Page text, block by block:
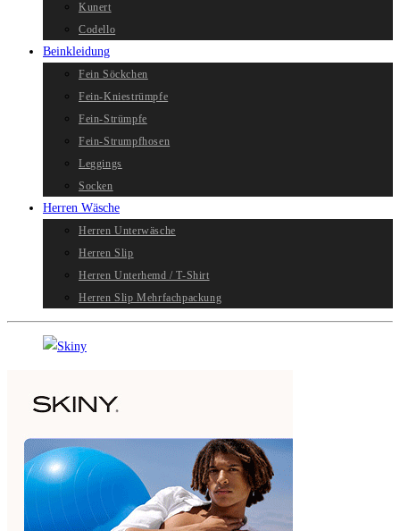
Kunert
Codello
Beinkleidung
Fein Söckchen
Fein-Kniestrümpfe
Fein-Strümpfe
Fein-Strumpfhosen
Leggings
Socken
Herren Wäsche
Herren Unterwäsche
Herren Slip
Herren Unterhemd / T-Shirt
Herren Slip Mehrfachpackung